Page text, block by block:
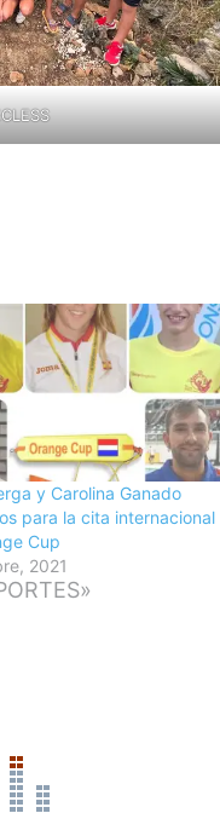
y Carolina Ganado
para la cita internacional
Cup
2021